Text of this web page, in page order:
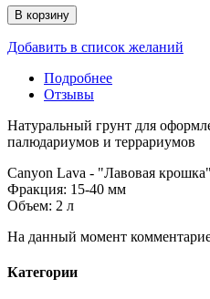
В корзину
Добавить в список желаний
Подробнее
Отзывы
Натуральный грунт для
палюдариумов и террариумов
Canyon Lava - "Лавовая крошка"
Фракция: 15-40 мм
Объем: 2 л
На данный момент
Категории